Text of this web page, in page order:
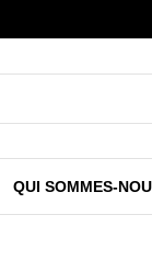
QUI SOMMES-